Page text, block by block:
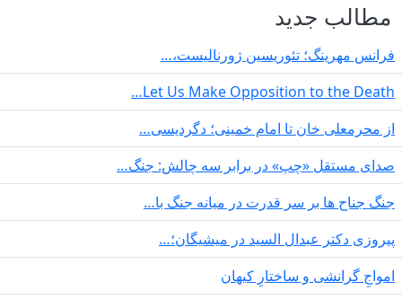
مطالب جدید
فرانس مهرینگ؛ تئوریسین ژورنالیست،…
Let Us Make Opposition to the Death…
از محرمعلی خان تا امام خمینی؛ دگردیسی…
صدای مستقل «چپ» در برابر سه چالش: جنگ…
جنگ جناح ها بر سر قدرت در میانە جنگ با…
پیروزی دکتر عبدال السید در میشیگان؛…
‌امواجِ گرانشی و ساختارِ کیهان